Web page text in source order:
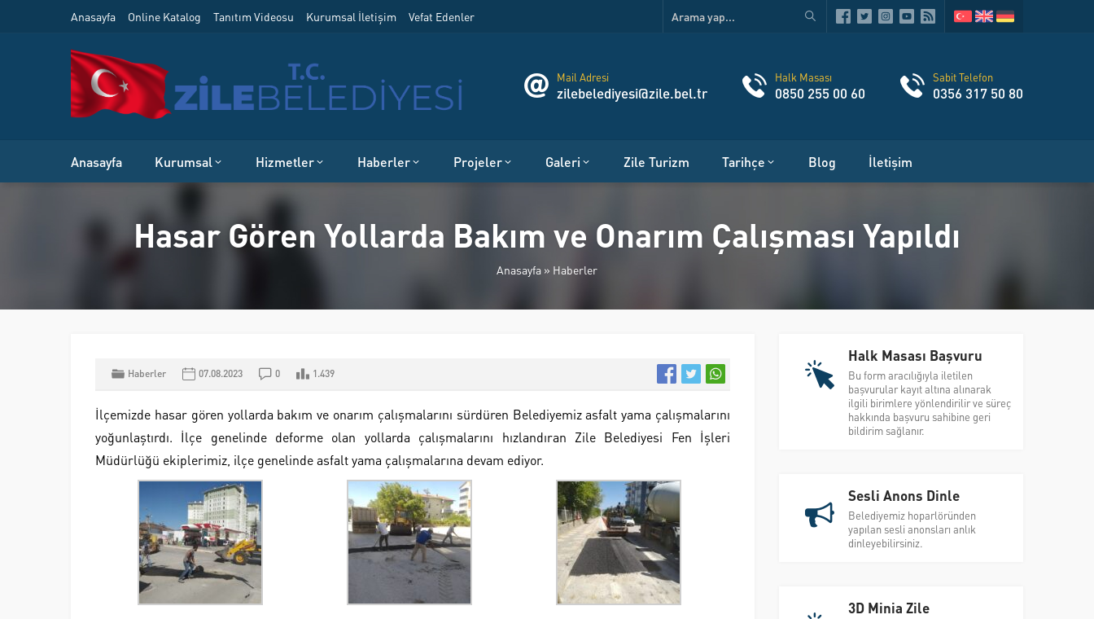
Anasayfa Online Katalog Tanıtım Videosu Kurumsal İletişim Vefat Edenler
Mail Adresi
zilebelediyesi@zile.bel.tr
Halk Masası
0850 255 00 60
Sabit Telefon
0356 317 50 80
Anasayfa Kurumsal Hizmetler Haberler Projeler Galeri Zile Turizm Tarihçe Blog İletişim
Hasar Gören Yollarda Bakım ve Onarım Çalışması Yapıldı
Anasayfa » Haberler
Haberler 07.08.2023 0 1.439
İlçemizde hasar gören yollarda bakım ve onarım çalışmalarını sürdüren Belediyemiz asfalt yama çalışmalarını
yoğunlaştırdı. İlçe genelinde deforme olan yollarda çalışmalarını hızlandıran Zile Belediyesi Fen İşleri
Müdürlüğü ekiplerimiz, ilçe genelinde asfalt yama çalışmalarına devam ediyor.
Halk Masası Başvuru
Bu form aracılığıyla iletilen
başvurular kayıt altına alınarak
ilgili birimlere yönlendirilir ve süreç
hakkında başvuru sahibine geri
bildirim sağlanır.
Sesli Anons Dinle
Belediyemiz hoparlöründen
yapılan sesli anonsları anlık
dinleyebilirsiniz.
3D Minia Zile